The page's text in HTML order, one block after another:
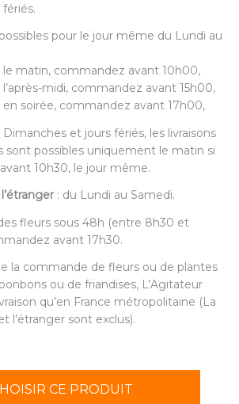
pour le jour même du Lundi au
le matin, commandez avant 10h00,
l’après-midi, commandez avant 15h00,
en soirée, commandez avant 17h00,
et jours fériés, les livraisons
sont possibles uniquement le matin si
10h30, le jour même.
: du Lundi au Samedi.
fleurs sous 48h (entre 8h30 et
avant 17h30.
la commande de fleurs ou de plantes
ou de friandises, L’Agitateur
qu’en France métropolitaine (La
l’étranger sont exclus).
CE PRODUIT